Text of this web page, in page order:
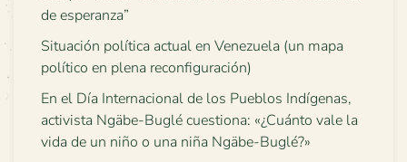
de esperanza”
Situación política actual en Venezuela (un mapa
político en plena reconfiguración)
En el Día Internacional de los Pueblos Indígenas,
activista Ngäbe-Buglé cuestiona: «¿Cuánto vale la
vida de un niño o una niña Ngäbe-Buglé?»